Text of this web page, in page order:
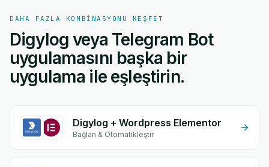
DAHA FAZLA KOMBINASYONU KEŞFET
Digylog veya Telegram Bot
uygulamasını başka bir
uygulama ile eşleştirin.
Digylog + Wordpress Elementor
Bağlan & Otomatikleştir